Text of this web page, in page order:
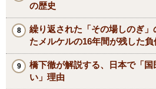
の歴史
繰り返された「その場しのぎ
たメルケルの16年間が残した負
橋下徹が解説する、日本で「
い」理由